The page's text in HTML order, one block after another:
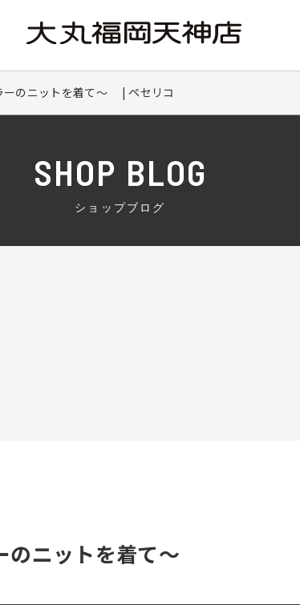
のニットを着て～ | ペセリコ
SHOP BLOG
ショップブログ
のニットを着て～